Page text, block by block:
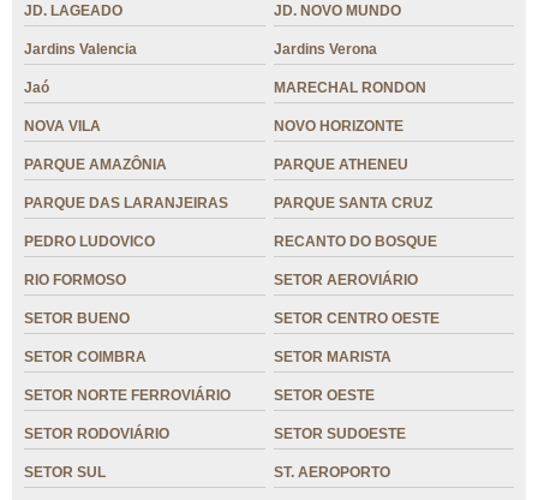
JD. LAGEADO JD. NOVO MUNDO
Jardins Valencia Jardins Verona
Jaó MARECHAL RONDON
NOVA VILA NOVO HORIZONTE
PARQUE AMAZÔNIA PARQUE ATHENEU
PARQUE DAS LARANJEIRAS PARQUE SANTA CRUZ
PEDRO LUDOVICO RECANTO DO BOSQUE
RIO FORMOSO SETOR AEROVIÁRIO
SETOR BUENO SETOR CENTRO OESTE
SETOR COIMBRA SETOR MARISTA
SETOR NORTE FERROVIÁRIO SETOR OESTE
SETOR RODOVIÁRIO SETOR SUDOESTE
SETOR SUL ST. AEROPORTO